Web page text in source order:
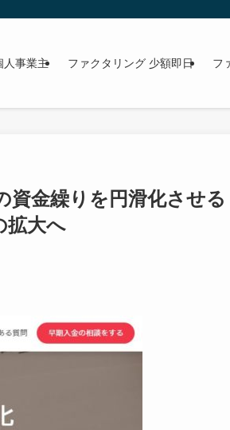
人事業主 ファクタリング 少額即日 フ
金繰りを円滑化させる
拡大へ